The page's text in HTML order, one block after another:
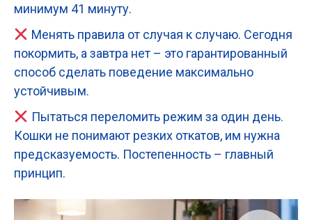
минимум 41 минуту.
Менять правила от случая к случаю. Сегодня
покормить, а завтра нет – это гарантированный
способ сделать поведение максимально
устойчивым.
Пытаться переломить режим за один день.
Кошки не понимают резких откатов, им нужна
предсказуемость. Постепенность – главный
принцип.